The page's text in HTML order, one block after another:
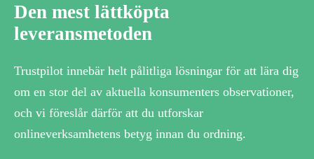
Den mest lättköpta
leveransmetoden
Trustpilot innebär helt pålitliga lösningar för att lära dig
om en stor del av aktuella konsumenters observationer,
och vi föreslår därför att du utforskar
onlineverksamhetens betyg innan du ordning.